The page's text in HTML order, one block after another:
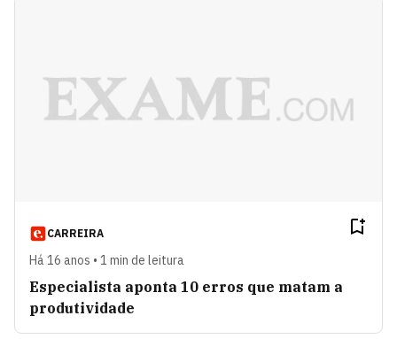
CARREIRA
Há 16 anos • 1 min de leitura
Especialista aponta 10 erros que matam a
produtividade